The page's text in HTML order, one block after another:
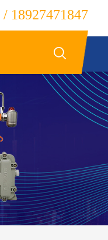
18927471847